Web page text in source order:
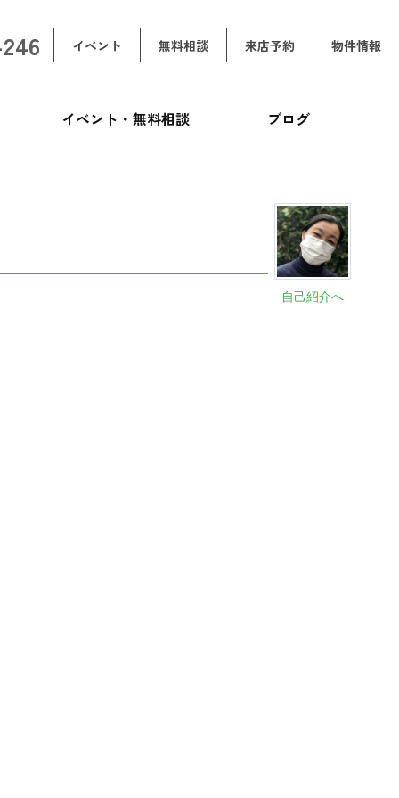
イベント 無料相談 来店予約 物件情報
イベント・無料相談 ブログ
自己紹介へ